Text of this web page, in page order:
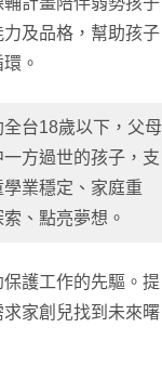
及品格，幫助孩子
。
台18歲以下，父母
方過世的孩子，支
業穩定、家庭重
、點亮夢想。
護工作的先驅。提
家創兒找到未來曙